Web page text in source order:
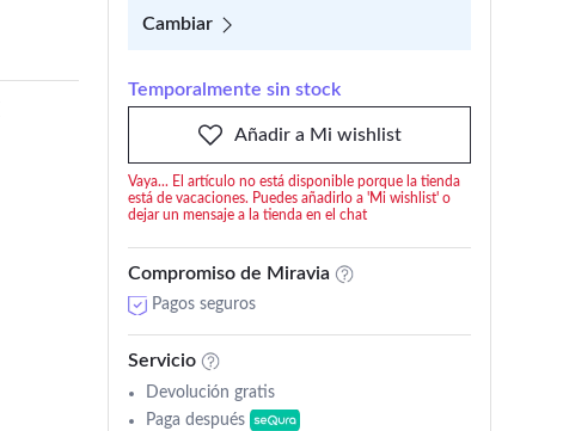
Cambiar
Temporalmente sin stock
Añadir a Mi wishlist
Vaya... El artículo no está disponible porque la tienda
está de vacaciones. Puedes añadirlo a 'Mi wishlist' o
dejar un mensaje a la tienda en el chat
Compromiso de Miravia
Pagos seguros
Servicio
Devolución gratis
Paga después